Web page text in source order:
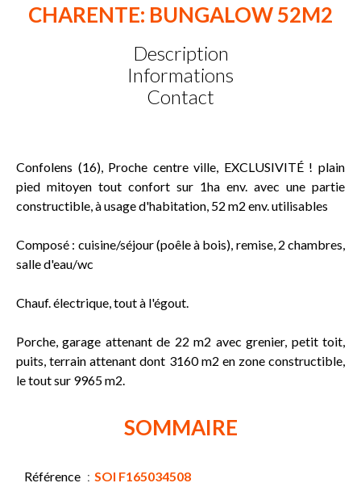
CHARENTE: BUNGALOW 52M2
Description
Informations
Contact
Confolens (16), Proche centre ville, EXCLUSIVITÉ ! plain
pied mitoyen tout confort sur 1ha env. avec une partie
constructible, à usage d'habitation, 52 m2 env. utilisables
Composé : cuisine/séjour (poêle à bois), remise, 2 chambres,
salle d'eau/wc
Chauf. électrique, tout à l'égout.
Porche, garage attenant de 22 m2 avec grenier, petit toit,
puits, terrain attenant dont 3160 m2 en zone constructible,
le tout sur 9965 m2.
SOMMAIRE
Référence SOI F165034508